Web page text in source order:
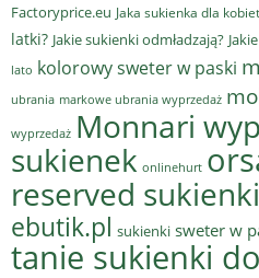
Factoryprice.eu Jaka sukienka dla
latki? Jakie sukienki odmładzają?
lato kolorowy sweter w paski
ubrania markowe ubrania wyprzedaż
wyprzedaż Monnari
sukienek onlinehurt
reserved sukienki
ebutik.pl sukienki sweter w
tanie sukienki